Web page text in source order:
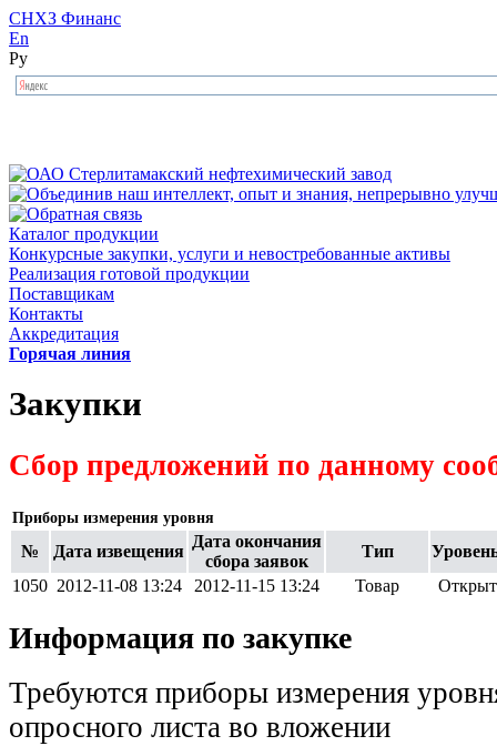
СНХЗ Финанс
En
Ру
Каталог продукции
Конкурсные закупки, услуги и невостребованные активы
Реализация готовой продукции
Поставщикам
Контакты
Аккредитация
Горячая линия
Закупки
Сбор предложений по данному
Приборы измерения уровня
№ Дата извещения
Дата окончания
сбора заявок
Тип
1050 2012-11-08 13:24 2012-11-15 13:24 Товар
Информация по закупке
Требуются приборы измерения
опросного листа во вложении